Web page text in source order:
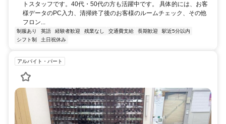
トスタッフです。40代・50代の方も活躍中です。 具体的には、お客
様データのPC入力、清掃終了後のお客様のルームチェック、その他
フロン...
制服あり 英語 経験者歓迎 残業なし 交通費支給 長期歓迎
駅近5分以内
シフト制
土日祝休み
アルバイト・パート